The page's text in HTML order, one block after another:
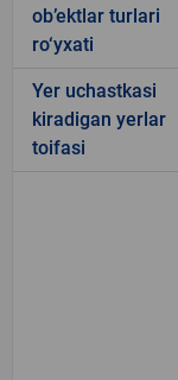
ob’ektlar turlari
ro‘yxati
Yer uchastkasi
kiradigan yerlar
toifasi